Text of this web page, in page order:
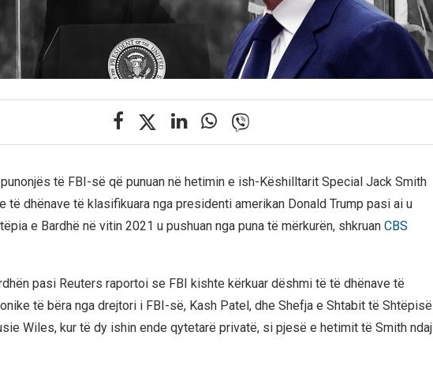
të FBI-së që punuan në hetimin e ish-Këshilltarit Special Jack Smith
të dhënave të klasifikuara nga presidenti amerikan Donald Trump pasi ai u
e Bardhë në vitin 2021 u pushuan nga puna të mërkurën, shkruan CBS
pasi Reuters raportoi se FBI kishte kërkuar dëshmi të të dhënave të
të bëra nga drejtori i FBI-së, Kash Patel, dhe Shefja e Shtabit të Shtëpisë
Wiles, kur të dy ishin ende qytetarë privatë, si pjesë e hetimit të Smith ndaj